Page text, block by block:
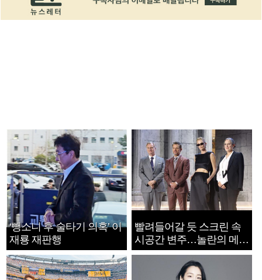
‘뺑소니 후 술타기 의혹’ 이
재룡 재판행
빨려들어갈 듯 스크린 속
시공간 변주…놀란의 메시
지는 ‘전쟁 속죄’